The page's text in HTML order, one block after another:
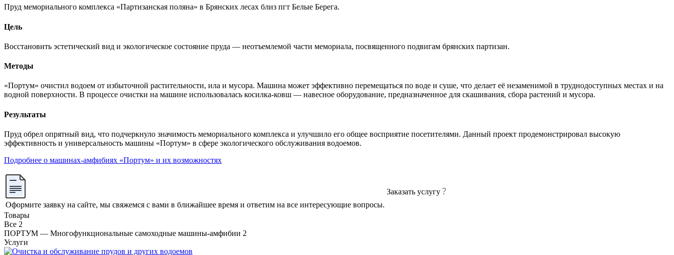
Пруд мемориального комплекса «Партизанская поляна» в Брянских лесах близ пгт Белые Берега.
Цель
Восстановить эстетический вид и экологическое состояние пруда — неотъемлемой части мемориала, посвященного подвигам брянских партизан.
Методы
«Портум» очистил водоем от избыточной растительности, ила и мусора. Машина может эффективно перемещаться по воде и суше, что делает её незаменимой в труднодоступных местах и на
водной поверхности. В процессе очистки на машине использовалась косилка-ковш — навесное оборудование, предназначенное для скашивания, сбора растений и мусора.
Результаты
Пруд обрел опрятный вид, что подчеркнуло значимость мемориального комплекса и улучшило его общее восприятие посетителями. Данный проект продемонстрировал высокую
эффективность и универсальность машины «Портум» в сфере экологического обслуживания водоемов.
Подробнее о машинах-амфибиях «Портум» и их возможностях
Оформите заявку на сайте, мы свяжемся с вами в ближайшее время и ответим на все интересующие вопросы.
Заказать услугу
Товары
Все 2
ПОРТУМ — Многофункциональные самоходные машины-амфибии 2
Услуги